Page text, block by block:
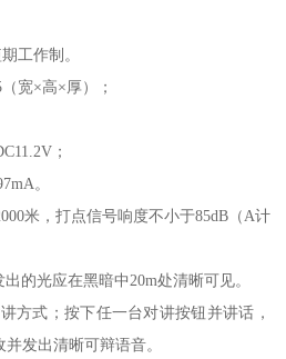
工作制。
宽×高×厚）；
；
。
米，打点信号响度不小于85dB（A计
光应在黑暗中20m处清晰可见。
式；按下任一台对讲按钮并讲话，
发出清晰可辩语音。